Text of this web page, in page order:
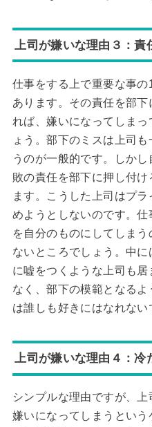
上司が嫌いな理由３：
仕事をする上で重要な事
あります。その責任を部
れば、嫌いになってしま
ょう。部下のミスは上司
うのが一般的です。しか
敗の責任を部下に押し付
ます。こうした上司はプ
めようとしないのです。
を自分のものにしてしま
ないところでしょう。中
に嘘をつくような上司も
なく、部下の模範となる
は誰しも好きにはなれない
上司が嫌いな理由４：冷
シンプルな理由ですが、
嫌いになってしまうという